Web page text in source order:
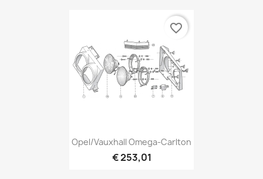
Opel/Vauxhall Omega-Carlton
€ 253,01
favorite_border